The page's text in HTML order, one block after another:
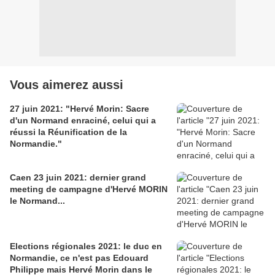
Vous aimerez aussi
27 juin 2021: "Hervé Morin: Sacre
d'un Normand enraciné, celui qui a
réussi la Réunification de la
Normandie."
Caen 23 juin 2021: dernier grand
meeting de campagne d'Hervé MORIN
le Normand...
Elections régionales 2021: le duc en
Normandie, ce n'est pas Edouard
Philippe mais Hervé Morin dans le